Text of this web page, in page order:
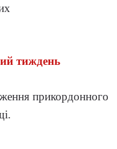
тиждень
прикордонного